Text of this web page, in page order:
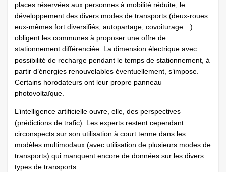
places réservées aux personnes à mobilité réduite, le
développement des divers modes de transports (deux-roues
eux-mêmes fort diversifiés, autopartage, covoiturage…)
obligent les communes à proposer une offre de
stationnement différenciée. La dimension électrique avec
possibilité de recharge pendant le temps de stationnement, à
partir d’énergies renouvelables éventuellement, s’impose.
Certains horodateurs ont leur propre panneau
photovoltaïque.
L’intelligence artificielle ouvre, elle, des perspectives
(prédictions de trafic). Les experts restent cependant
circonspects sur son utilisation à court terme dans les
modèles multimodaux (avec utilisation de plusieurs modes de
transports) qui manquent encore de données sur les divers
types de transports.